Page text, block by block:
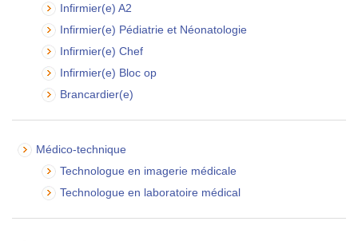
Infirmier(e) A2
Infirmier(e) Pédiatrie et Néonatologie
Infirmier(e) Chef
Infirmier(e) Bloc op
Brancardier(e)
Médico-technique
Technologue en imagerie médicale
Technologue en laboratoire médical